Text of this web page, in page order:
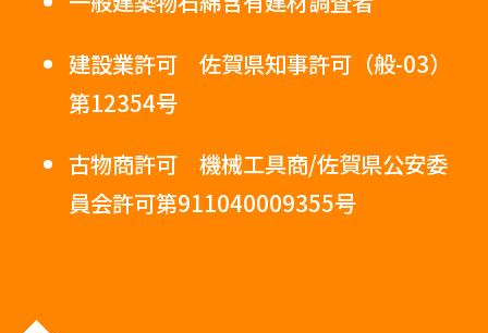
建設業許可 佐賀県知事許可（般-03）
第12354号
古物商許可 機械工具商/佐賀県公安委
員会許可第911040009355号